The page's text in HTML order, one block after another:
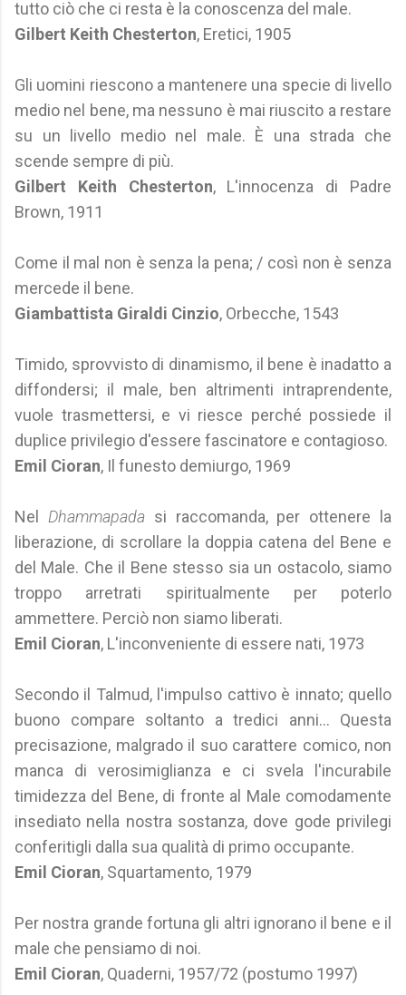
tutto ciò che ci resta è la conoscenza del male.
Gilbert Keith Chesterton, Eretici, 1905
Gli uomini riescono a mantenere una specie di livello
medio nel bene, ma nessuno è mai riuscito a restare
su un livello medio nel male. È una strada che
scende sempre di più.
Gilbert Keith Chesterton, L'innocenza di Padre
Brown, 1911
Come il mal non è senza la pena; / così non è senza
mercede il bene.
Giambattista Giraldi Cinzio, Orbecche, 1543
Timido, sprovvisto di dinamismo, il bene è inadatto a
diffondersi; il male, ben altrimenti intraprendente,
vuole trasmettersi, e vi riesce perché possiede il
duplice privilegio d'essere fascinatore e contagioso.
Emil Cioran, Il funesto demiurgo, 1969
Nel Dhammapada si raccomanda, per ottenere la
liberazione, di scrollare la doppia catena del Bene e
del Male. Che il Bene stesso sia un ostacolo, siamo
troppo arretrati spiritualmente per poterlo
ammettere. Perciò non siamo liberati.
Emil Cioran, L'inconveniente di essere nati, 1973
Secondo il Talmud, l'impulso cattivo è innato; quello
buono compare soltanto a tredici anni... Questa
precisazione, malgrado il suo carattere comico, non
manca di verosimiglianza e ci svela l'incurabile
timidezza del Bene, di fronte al Male comodamente
insediato nella nostra sostanza, dove gode privilegi
conferitigli dalla sua qualità di primo occupante.
Emil Cioran, Squartamento, 1979
Per nostra grande fortuna gli altri ignorano il bene e il
male che pensiamo di noi.
Emil Cioran, Quaderni, 1957/72 (postumo 1997)